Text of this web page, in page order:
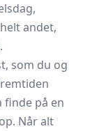
andet,
som du og
finde på en
Når alt